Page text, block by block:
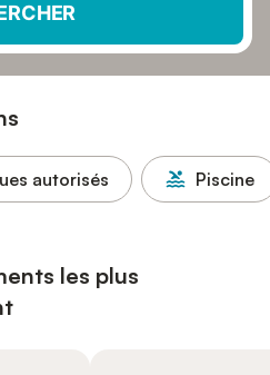
autorisés Piscine
les plus